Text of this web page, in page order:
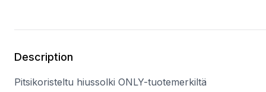
Description
Pitsikoristeltu hiussolki ONLY-tuotemerkiltä